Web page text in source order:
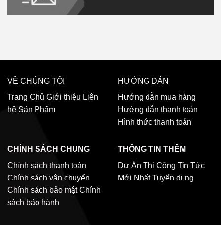
VỀ CHÚNG TÔI
Trang Chủ Giới thiệu Liên
hệ Sản Phẩm
HƯỚNG DẪN
Hướng dẫn mua hàng
Hướng dẫn thanh toán
Hình thức thanh toán
CHÍNH SÁCH CHUNG
Chính sách thanh toán
Chính sách vận chuyển
Chính sách bảo mật Chính
sách bảo hành
THÔNG TIN THÊM
Dự Án Thi Công Tin Tức
Mới Nhất Tuyển dụng